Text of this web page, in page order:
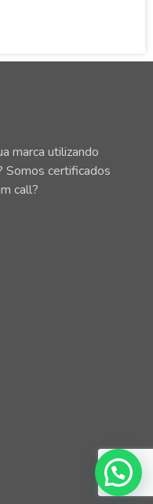
marca utilizando
certificados
call?